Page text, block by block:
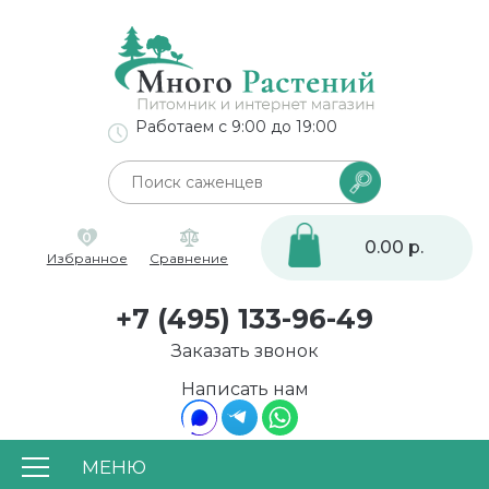
МЕНЮ
Написать нам
Работаем с 9:00 до 19:00
0
Избранное
Сравнение
0.00 р.
+7 (495) 133-96-49
Заказать звонок